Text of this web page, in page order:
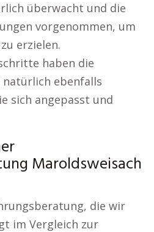
überwacht und die
vorgenommen, um
erzielen.
haben die
ebenfalls
sich angepasst und
Maroldsweisach
die wir
im Vergleich zur